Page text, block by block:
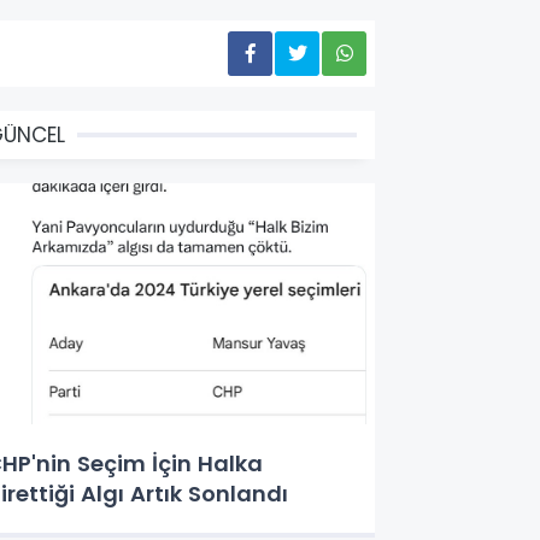
Seçim İçin Halka
Algı Artık Sonlandı